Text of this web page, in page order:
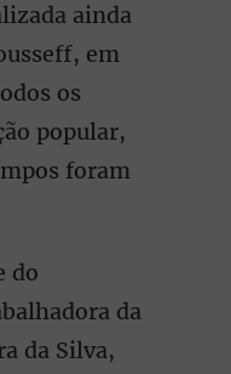
ainda
em
os
popular,
foram
do
da
da Silva,